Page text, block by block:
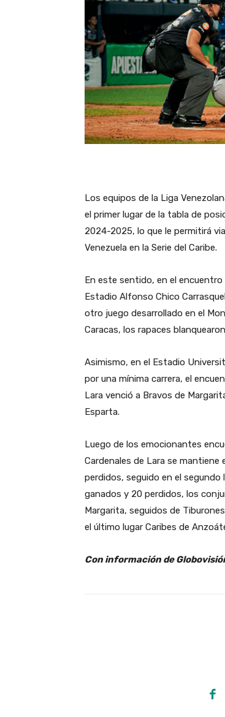
Los equipos de la Liga
el primer lugar de la tabla de
2024-2025, lo que le permitirá
Venezuela en la Serie del Caribe.
En este sentido, en el
Estadio Alfonso Chico
otro juego desarrollado en el
Caracas, los rapaces
Asimismo, en el Estadio
por una mínima carrera, el
Lara venció a Bravos de
Esparta.
Luego de los emocionantes
Cardenales de Lara se
perdidos, seguido en el
ganados y 20 perdidos, los
Margarita, seguidos de
el último lugar Caribes de
Con información de